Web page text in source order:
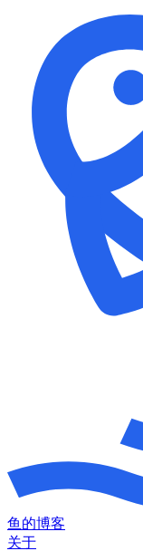
鱼的博客
关于